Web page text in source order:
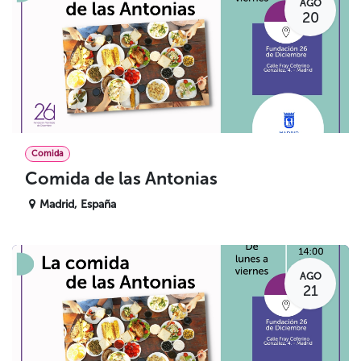
AGO
20
Comida
Comida de las Antonias
Madrid, España
AGO
21